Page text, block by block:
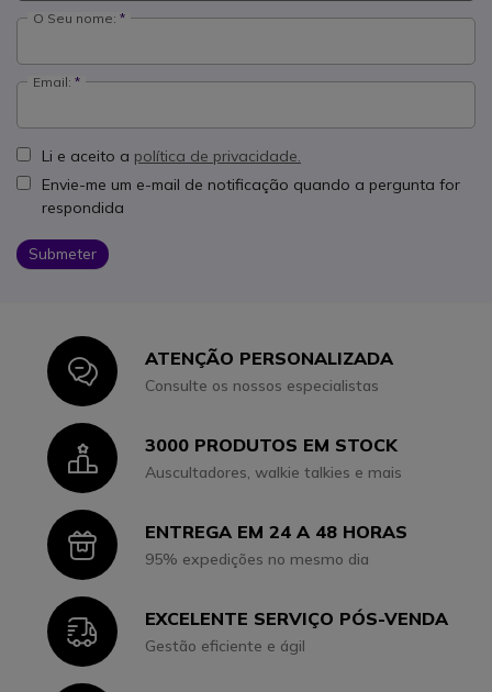
O Seu nome:
Email:
Li e aceito a política de privacidade.
Envie-me um e-mail de notificação quando a pergunta for
respondida
Submeter
IconATENÇÃO PERSONALIZADA
Consulte os nossos especialistas
Icon3000 PRODUTOS EM STOCK
Auscultadores, walkie talkies e mais
IconENTREGA EM 24 A 48 HORAS
95% expedições no mesmo dia
IconEXCELENTE SERVIÇO PÓS-VENDA
Gestão eficiente e ágil